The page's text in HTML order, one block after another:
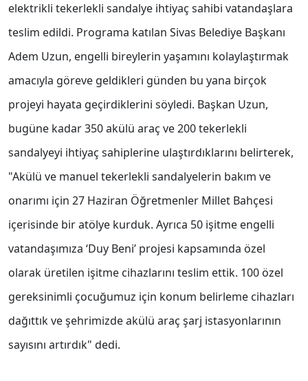
elektrikli tekerlekli sandalye ihtiyaç sahibi vatandaşlara
teslim edildi. Programa katılan Sivas Belediye Başkanı
Adem Uzun, engelli bireylerin yaşamını kolaylaştırmak
amacıyla göreve geldikleri günden bu yana birçok
projeyi hayata geçirdiklerini söyledi. Başkan Uzun,
bugüne kadar 350 akülü araç ve 200 tekerlekli
sandalyeyi ihtiyaç sahiplerine ulaştırdıklarını belirterek,
"Akülü ve manuel tekerlekli sandalyelerin bakım ve
onarımı için 27 Haziran Öğretmenler Millet Bahçesi
içerisinde bir atölye kurduk. Ayrıca 50 işitme engelli
vatandaşımıza ‘Duy Beni’ projesi kapsamında özel
olarak üretilen işitme cihazlarını teslim ettik. 100 özel
gereksinimli çocuğumuz için konum belirleme cihazları
dağıttık ve şehrimizde akülü araç şarj istasyonlarının
sayısını artırdık" dedi.